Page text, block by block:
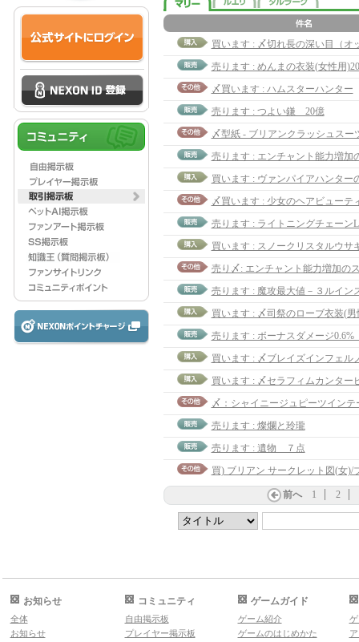
売ります : めんまの衣装(女性用
〆買います : ハムスターハンター
売ります : つよい鎌 20億
〆型紙 - ブリアンクラッシュスー
売ります : ライトニングチェーン
売ります : 魔攻最大値－３ルイン
買います : 〆司祭のローブ衣装(
売ります : 燦爛と玲瓏
売ります : 遺物 ７点
買) ブリアン サークレット図(女)/
前へ 1 2
お知らせ
全体
お知らせ
コミュニティ
自由掲示板
プレイヤー掲示板
ゲームガイド
ゲーム紹介
ゲームのはじめかた